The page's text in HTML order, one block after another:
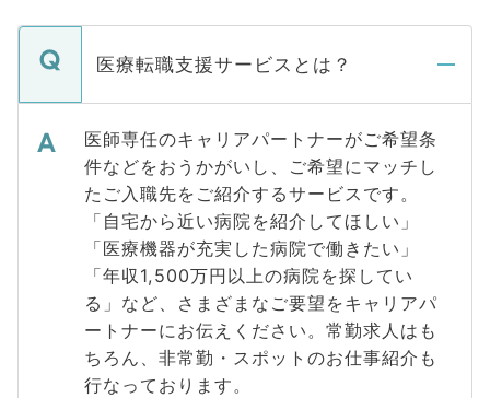
医療転職支援サービスとは？
医師専任のキャリアパートナーがご希望条
件などをおうかがいし、ご希望にマッチし
たご入職先をご紹介するサービスです。
「自宅から近い病院を紹介してほしい」
「医療機器が充実した病院で働きたい」
「年収1,500万円以上の病院を探してい
る」など、さまざまなご要望をキャリアパ
ートナーにお伝えください。常勤求人はも
ちろん、非常勤・スポットのお仕事紹介も
行なっております。